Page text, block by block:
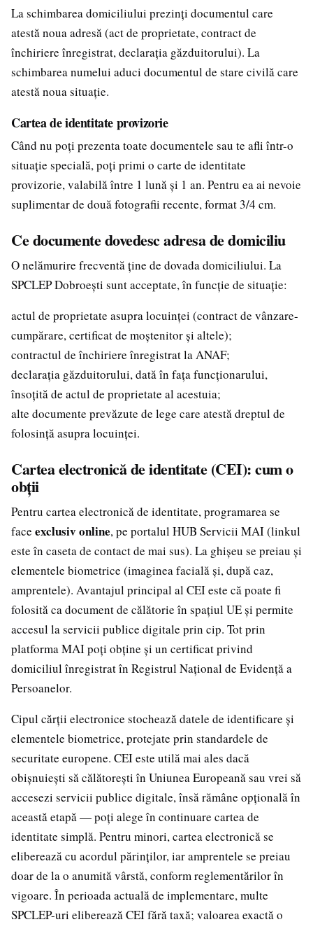
La schimbarea domiciliului prezinți documentul care
atestă noua adresă (act de proprietate, contract de
închiriere înregistrat, declarația găzduitorului). La
schimbarea numelui aduci documentul de stare civilă care
atestă noua situație.
Cartea de identitate provizorie
Când nu poți prezenta toate documentele sau te afli într-o
situație specială, poți primi o carte de identitate
provizorie, valabilă între 1 lună și 1 an. Pentru ea ai nevoie
suplimentar de două fotografii recente, format 3/4 cm.
Ce documente dovedesc adresa de domiciliu
O nelămurire frecventă ține de dovada domiciliului. La
SPCLEP Dobroești sunt acceptate, în funcție de situație:
actul de proprietate asupra locuinței (contract de vânzare-
cumpărare, certificat de moștenitor și altele);
contractul de închiriere înregistrat la ANAF;
declarația găzduitorului, dată în fața funcționarului,
însoțită de actul de proprietate al acestuia;
alte documente prevăzute de lege care atestă dreptul de
folosință asupra locuinței.
Cartea electronică de identitate (CEI): cum o
obții
Pentru cartea electronică de identitate, programarea se
face exclusiv online, pe portalul HUB Servicii MAI (linkul
este în caseta de contact de mai sus). La ghișeu se preiau și
elementele biometrice (imaginea facială și, după caz,
amprentele). Avantajul principal al CEI este că poate fi
folosită ca document de călătorie în spațiul UE și permite
accesul la servicii publice digitale prin cip. Tot prin
platforma MAI poți obține și un certificat privind
domiciliul înregistrat în Registrul Național de Evidență a
Persoanelor.
Cipul cărții electronice stochează datele de identificare și
elementele biometrice, protejate prin standardele de
securitate europene. CEI este utilă mai ales dacă
obișnuiești să călătorești în Uniunea Europeană sau vrei să
accesezi servicii publice digitale, însă rămâne opțională în
această etapă — poți alege în continuare cartea de
identitate simplă. Pentru minori, cartea electronică se
eliberează cu acordul părinților, iar amprentele se preiau
doar de la o anumită vârstă, conform reglementărilor în
vigoare. În perioada actuală de implementare, multe
SPCLEP-uri eliberează CEI fără taxă; valoarea exactă o